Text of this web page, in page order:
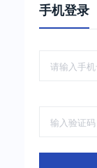
手机登录